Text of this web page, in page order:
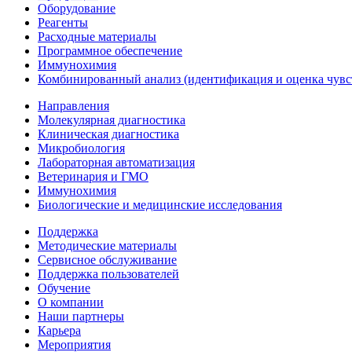
Оборудование
Реагенты
Расходные материалы
Программное обеспечение
Иммунохимия
Комбинированный анализ (идентификация и оценка
Направления
Молекулярная диагностика
Клиническая диагностика
Микробиология
Лабораторная автоматизация
Ветеринария и ГМО
Иммунохимия
Биологические и медицинские исследования
Поддержка
Методические материалы
Сервисное обслуживание
Поддержка пользователей
Обучение
О компании
Наши партнеры
Карьера
Мероприятия